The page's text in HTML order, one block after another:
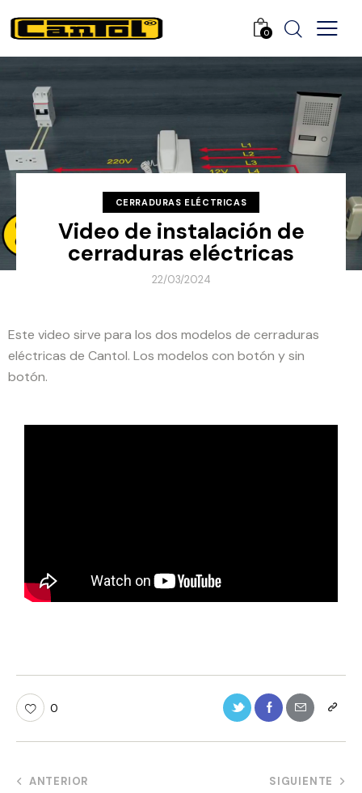
0
CERRADURAS ELÉCTRICAS
Video de instalación de
cerraduras eléctricas
22/03/2024
Este video sirve para los dos modelos de cerraduras
eléctricas de Cantol. Los modelos con botón y sin
botón.
0
ANTERIOR SIGUIENTE